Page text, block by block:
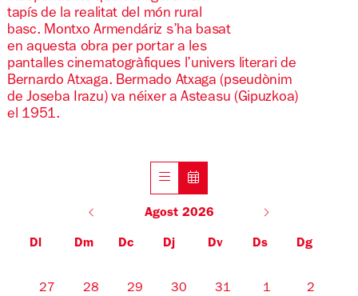
tapís de la realitat del món rural
basc. Montxo Armendáriz s’ha basat
en aquesta obra per portar a les
pantalles cinematogràfiques l’univers literari de
Bernardo Atxaga. Bermado Atxaga (pseudònim
de Joseba Irazu) va néixer a Asteasu (Gipuzkoa)
el 1951.
Agost 2026
Dl Dm Dc Dj Dv Ds Dg
No hi ha cap activitat aquest mes
27 28 29 30 31 1 2